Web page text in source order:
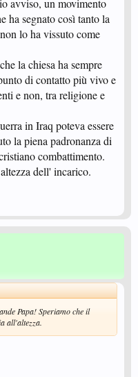
avviso, un movimento
ha segnato così tanto la
lo ha vissuto come
la chiesa ha sempre
di contatto più vivo e
e non, tra religione e
in Iraq poteva essere
la piena padronanza di
combattimento.
dell' incarico.
Papa! Speriamo che il
all'altezza.